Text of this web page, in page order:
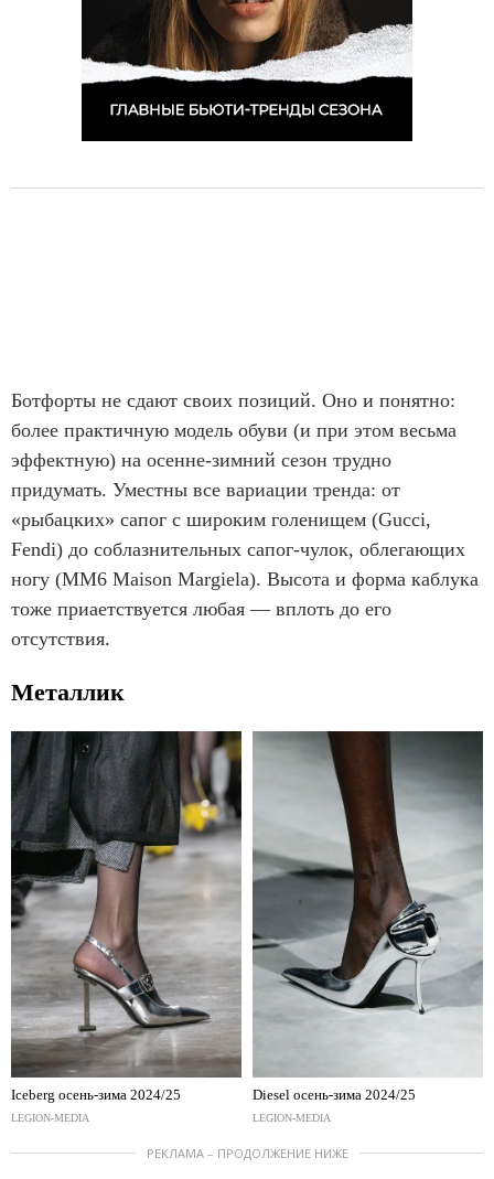
Ботфорты не сдают своих позиций. Оно и понятно:
более практичную модель обуви (и при этом весьма
эффектную) на осенне-зимний сезон трудно
придумать. Уместны все вариации тренда: от
«рыбацких» сапог с широким голенищем (Gucci,
Fendi) до соблазнительных сапог-чулок, облегающих
ногу (MM6 Maison Margiela). Высота и форма каблука
тоже приаетствуется любая — вплоть до его
отсутствия.
Металлик
Iceberg осень-зима 2024/25
LEGION-MEDIA
Diesel осень-зима 2024/25
LEGION-MEDIA
РЕКЛАМА – ПРОДОЛЖЕНИЕ НИЖЕ